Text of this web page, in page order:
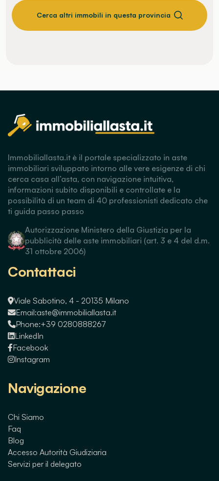
Cerca altri immobili in questa provincia
Immobiliallasta.it è il portale specializzato in aste
immobiliari sviluppato intorno alle vere esigenze di chi
cerca casa all’asta, con navigazione intuitiva,
informazioni subito disponibili e controllate e la
possibilità di un team di 40 professionisti dedicato che
ti guida passo passo
Autorizzazione Ministero della Giustizia per la
pubblicità delle aste immobiliari (art. 3 e 4 del d.m.
31 ottobre 2006)
Contattaci
Viale Sabotino, 4 - 20135 Milano
Email:aste@immobiliallasta.it
Phone:+39 0280888267
LinkedIn
Facebook
Instagram
Navigazione
Chi Siamo
Faq
Blog
Accesso Autorità Giudiziaria
Servizi per il delegato